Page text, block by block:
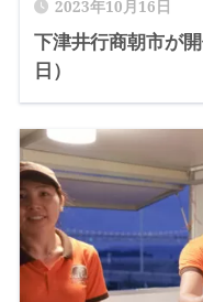
2023年10月16日
下津井行商朝市が
日）